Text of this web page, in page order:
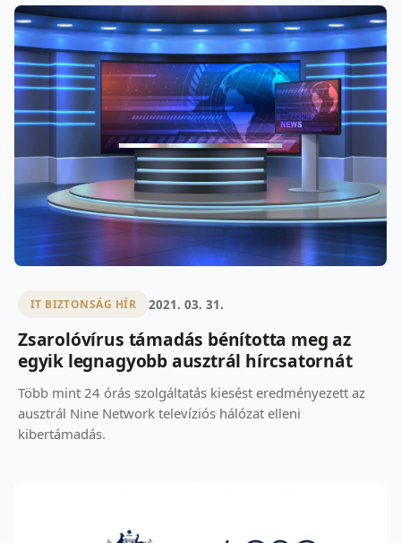
IT BIZTONSÁG HÍR 2021. 03. 31.
Zsarolóvírus támadás bénította meg az
egyik legnagyobb ausztrál hírcsatornát
Több mint 24 órás szolgáltatás kiesést eredményezett az
ausztrál Nine Network televíziós hálózat elleni
kibertámadás.